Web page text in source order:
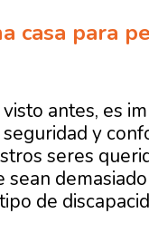
casa para
antes, es
y
seres
sean
de